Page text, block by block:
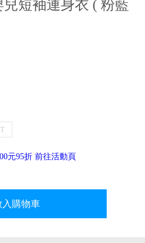
兒短袖連身衣 (粉藍
元95折 前往活動頁
入購物車